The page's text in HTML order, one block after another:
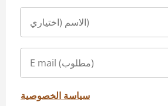
سياسة الخصوصية